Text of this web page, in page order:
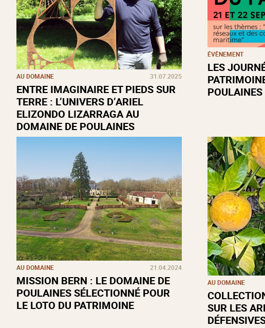
AU DOMAINE 31.07.2025
ENTRE IMAGINAIRE ET PIEDS SUR
TERRE : L’UNIVERS D’ARIEL
ELIZONDO LIZARRAGA AU
DOMAINE DE POULAINES
ÉVÈNEMENT
LES
POULAINES
AU DOMAINE 21.04.2024
MISSION BERN : LE DOMAINE DE
POULAINES SÉLECTIONNÉ POUR
LE LOTO DU PATRIMOINE
AU DOMAINE
SUR LES